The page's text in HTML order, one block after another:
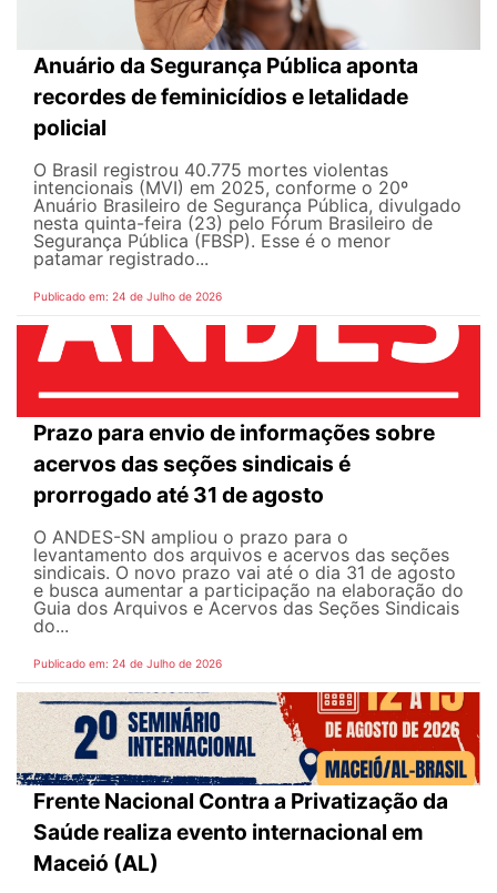
Anuário da Segurança Pública aponta
recordes de feminicídios e letalidade
policial
O Brasil registrou 40.775 mortes violentas
intencionais (MVI) em 2025, conforme o 20º
Anuário Brasileiro de Segurança Pública, divulgado
nesta quinta-feira (23) pelo Fórum Brasileiro de
Segurança Pública (FBSP). Esse é o menor
patamar registrado...
Publicado em: 24 de Julho de 2026
Prazo para envio de informações sobre
acervos das seções sindicais é
prorrogado até 31 de agosto
O ANDES-SN ampliou o prazo para o
levantamento dos arquivos e acervos das seções
sindicais. O novo prazo vai até o dia 31 de agosto
e busca aumentar a participação na elaboração do
Guia dos Arquivos e Acervos das Seções Sindicais
do...
Publicado em: 24 de Julho de 2026
Frente Nacional Contra a Privatização da
Saúde realiza evento internacional em
Maceió (AL)